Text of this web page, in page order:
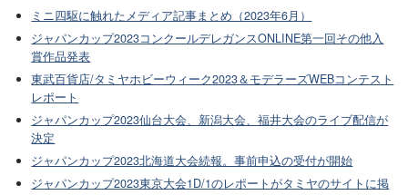
ミニ四駆に触れたメディア記事まとめ（2023年6月）
ジャパンカップ2023コンクールデレガンスONLINE第一回その他入
賞作品発表
東武百貨店/タミヤホビーウィーク2023＆モデラーズWEBコンテスト
レポート
ジャパンカップ2023仙台大会、新潟大会、福井大会のライブ配信が
決定
ジャパンカップ2023北海道大会続報。事前申込の受付が開始
ジャパンカップ2023東京大会1D/1のレポートがタミヤのサイトに掲